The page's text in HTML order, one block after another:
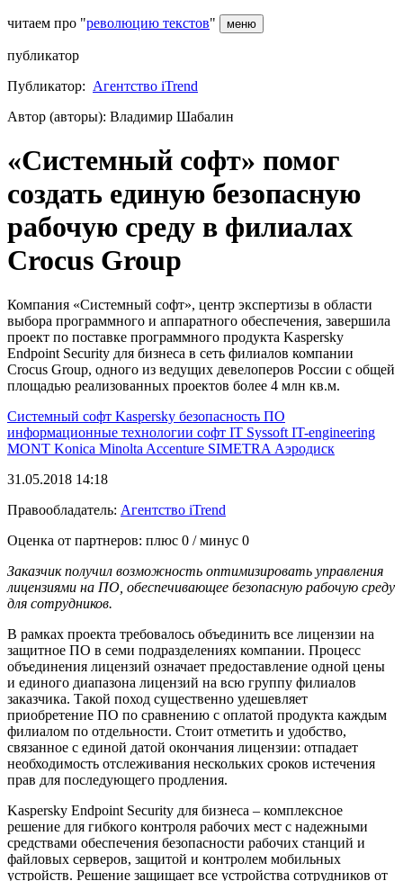
читаем про "революцию текстов" меню
публикатор
Публикатор: Агентство iTrend
Автор (авторы): Владимир Шабалин
«Системный софт» помог
создать единую безопасную
рабочую среду в филиалах
Crocus Group
Компания «Системный софт», центр экспертизы в области
выбора программного и аппаратного обеспечения, завершила
проект по поставке программного продукта Kaspersky
Endpoint Security для бизнеса в сеть филиалов компании
Crocus Group, одного из ведущих девелоперов России с общей
площадью реализованных проектов более 4 млн кв.м.
Системный софт Kaspersky безопасность ПО
информационные технологии софт IT Syssoft IT-engineering
MONT Konica Minolta Accenture SIMETRA Аэродиск
31.05.2018 14:18
Правообладатель: Агентство iTrend
Оценка от партнеров: плюс 0 / минус 0
Заказчик получил возможность оптимизировать управления
лицензиями на ПО, обеспечивающее безопасную рабочую среду
для сотрудников.
В рамках проекта требовалось объединить все лицензии на
защитное ПО в семи подразделениях компании. Процесс
объединения лицензий означает предоставление одной цены
и единого диапазона лицензий на всю группу филиалов
заказчика. Такой поход существенно удешевляет
приобретение ПО по сравнению с оплатой продукта каждым
филиалом по отдельности. Стоит отметить и удобство,
связанное с единой датой окончания лицензии: отпадает
необходимость отслеживания нескольких сроков истечения
прав для последующего продления.
Kaspersky Endpoint Security для бизнеса – комплексное
решение для гибкого контроля рабочих мест с надежными
средствами обеспечения безопасности рабочих станций и
файловых серверов, защитой и контролем мобильных
устройств. Решение защищает все устройства сотрудников от